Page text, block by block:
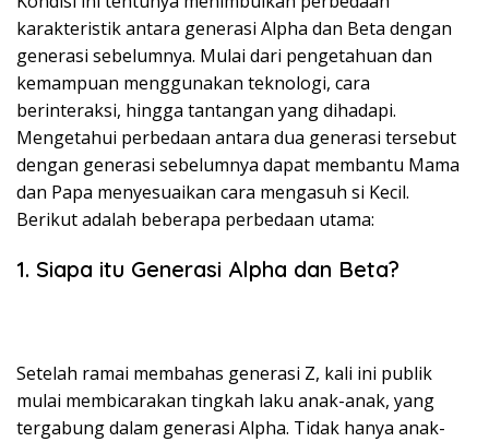
karakteristik antara generasi Alpha dan Beta dengan
generasi sebelumnya. Mulai dari pengetahuan dan
kemampuan menggunakan teknologi, cara
berinteraksi, hingga tantangan yang dihadapi.
Mengetahui perbedaan antara dua generasi tersebut
dengan generasi sebelumnya dapat membantu Mama
dan Papa menyesuaikan cara mengasuh si Kecil.
Berikut adalah beberapa perbedaan utama:
1. Siapa itu Generasi Alpha dan Beta?
Setelah ramai membahas generasi Z, kali ini publik
mulai membicarakan tingkah laku anak-anak, yang
tergabung dalam generasi Alpha. Tidak hanya anak-